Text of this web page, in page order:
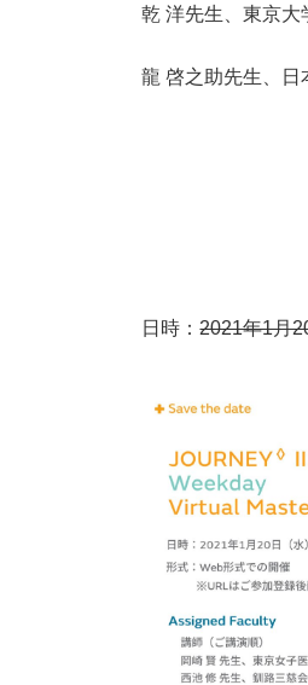
乾 洋先生、東京大
龍 啓之助先生、日
日時：2021年1月